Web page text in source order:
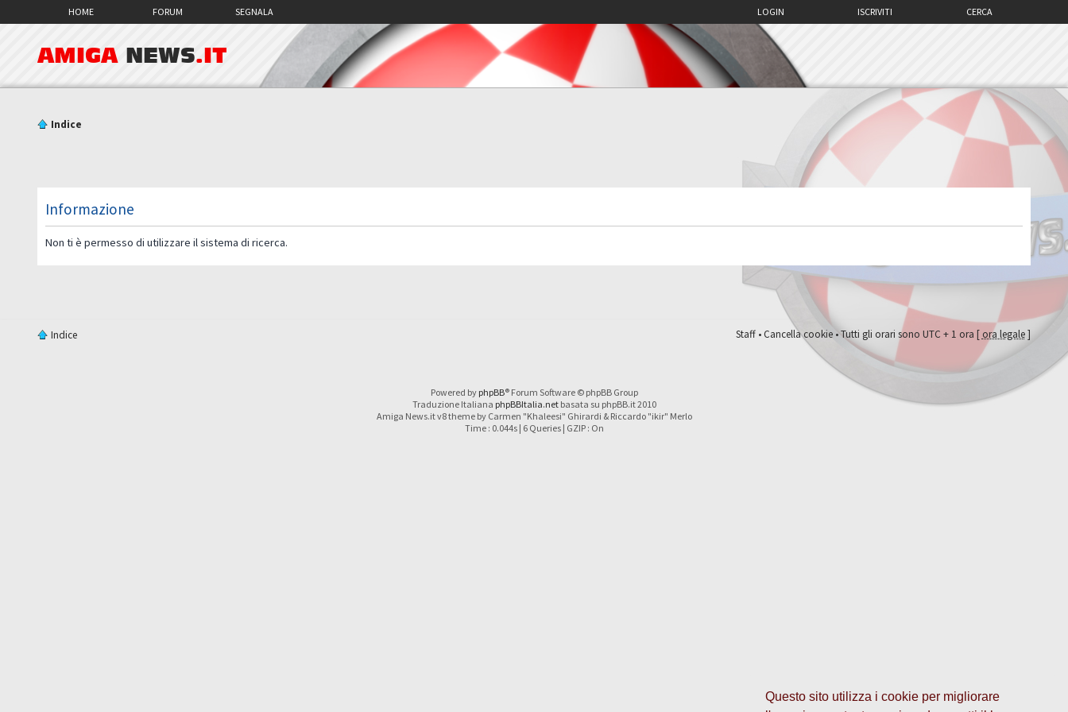
Questo sito utilizza i cookie per migliorare
HOME FORUM SEGNALA CERCA
ISCRIVITI
LOGIN
AMIGA NEWS.IT
Indice
Informazione
Non ti è permesso di utilizzare il sistema di ricerca.
Indice Staff•Cancella cookie• Tutti gli orari sono UTC + 1 ora [ ora legale]
Powered by phpBB® Forum Software © phpBB Group
Traduzione Italiana phpBBItalia.netbasata su phpBB.it 2010
Amiga News.it v8 theme by Carmen "Khaleesi" Ghirardi & Riccardo "ikir" Merlo
Time : 0.044s | 6 Queries | GZIP : On